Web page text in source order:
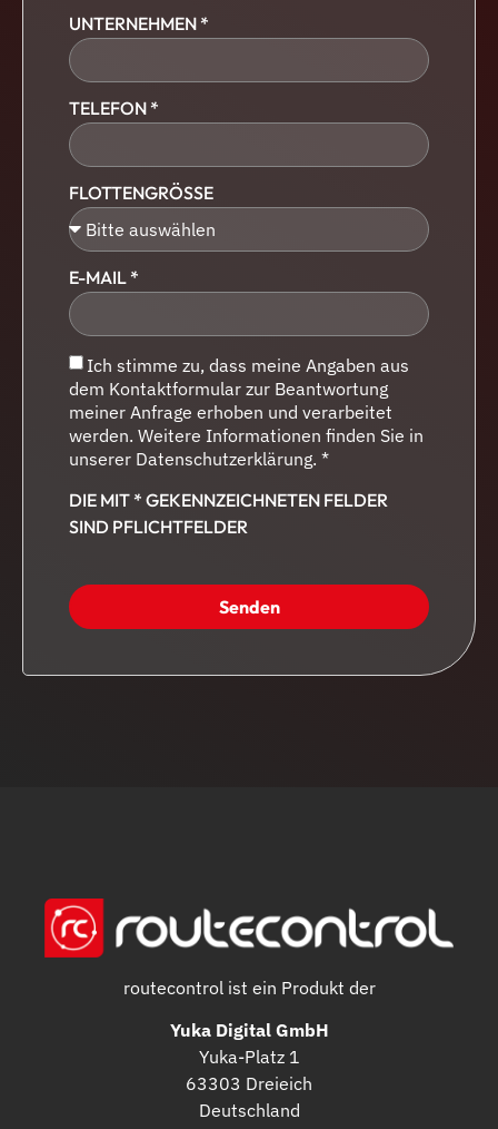
UNTERNEHMEN *
TELEFON *
FLOTTENGRÖSSE
E-MAIL *
Ich stimme zu, dass meine Angaben aus
dem Kontaktformular zur Beantwortung
meiner Anfrage erhoben und verarbeitet
werden. Weitere Informationen finden Sie in
unserer Datenschutzerklärung. *
DIE MIT * GEKENNZEICHNETEN FELDER
SIND PFLICHTFELDER
Senden
routecontrol ist ein Produkt der
Yuka Digital GmbH
Yuka-Platz 1
63303 Dreieich
Deutschland